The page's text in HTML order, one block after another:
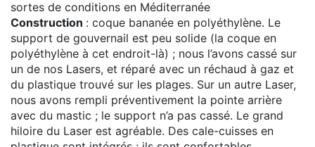
sortes de conditions en Méditerranée
Construction : coque bananée en polyéthylène. Le
support de gouvernail est peu solide (la coque en
polyéthylène à cet endroit-là) ; nous l’avons cassé sur
un de nos Lasers, et réparé avec un réchaud à gaz et
du plastique trouvé sur les plages. Sur un autre Laser,
nous avons rempli préventivement la pointe arrière
avec du mastic ; le support n’a pas cassé. Le grand
hiloire du Laser est agréable. Des cale-cuisses en